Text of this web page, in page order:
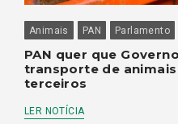
Animais PAN Parlamento
PAN quer que
transporte de
terceiros
LER NOTÍCIA